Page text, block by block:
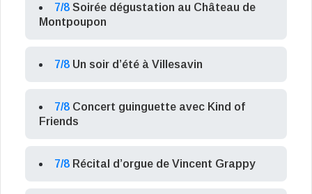
7/8 Soirée dégustation au Château de
Montpoupon
7/8 Un soir d’été à Villesavin
7/8 Concert guinguette avec Kind of
Friends
7/8 Récital d’orgue de Vincent Grappy